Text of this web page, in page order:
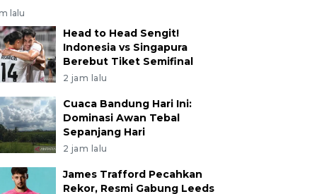
lalu
Head to Head Sengit!
Indonesia vs Singapura
Berebut Tiket Semifinal
2 jam lalu
Cuaca Bandung Hari Ini:
Dominasi Awan Tebal
Sepanjang Hari
2 jam lalu
James Trafford Pecahkan
Rekor, Resmi Gabung Leeds